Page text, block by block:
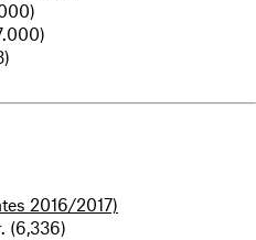
2016/2017)
(6,336)